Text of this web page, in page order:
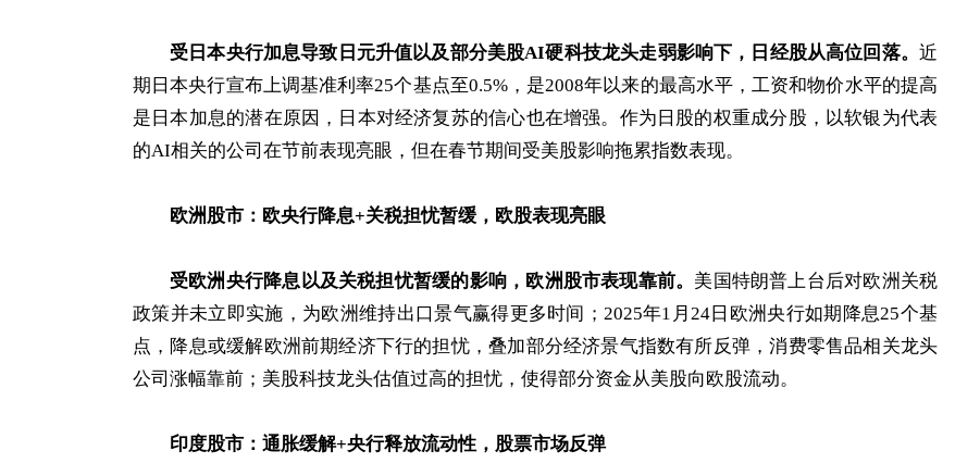
受日本央行加息导致日元升值以及部分美股AI硬科技龙头走弱影响下，日经股从高位回落。 近
期日本央行宣布上调基准利率25个基点至0.5%，是2008年以来的最高水平，工资和物价水平的提高
是日本加息的潜在原因，日本对经济复苏的信心也在增强。作为日股的权重成分股，以软银为代表
的AI相关的公司在节前表现亮眼，但在春节期间受美股影响拖累指数表现。
欧洲股市：欧央行降息+关税担忧暂缓，欧股表现亮眼
受欧洲央行降息以及关税担忧暂缓的影响，欧洲股市表现靠前。 美国特朗普上台后对欧洲关税
政策并未立即实施，为欧洲维持出口景气赢得更多时间；2025年1月24日欧洲央行如期降息25个基
点，降息或缓解欧洲前期经济下行的担忧，叠加部分经济景气指数有所反弹，消费零售品相关龙头
公司涨幅靠前；美股科技龙头估值过高的担忧，使得部分资金从美股向欧股流动。
印度股市：通胀缓解+央行释放流动性，股票市场反弹